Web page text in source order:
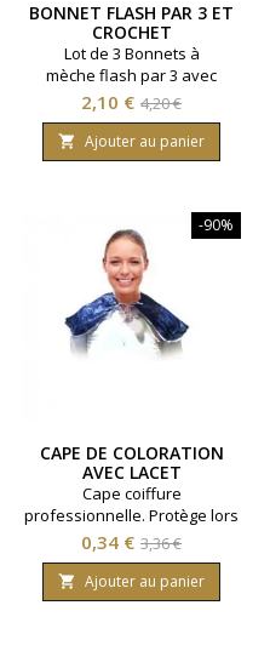
BONNET FLASH PAR 3 ET
CROCHET
Lot de 3 Bonnets à
mèche flash par 3 avec
crochet
Prix
2,10 € Prix
de
base
4,20 €
 Ajouter au panier
-90%
CAPE DE COLORATION
AVEC LACET
Cape coiffure
professionnelle. Protège lors
de soins et colorations
cheveux. Fermeture par lacet.
Prix
0,34 € Prix
de
base
3,36 €
 Ajouter au panier